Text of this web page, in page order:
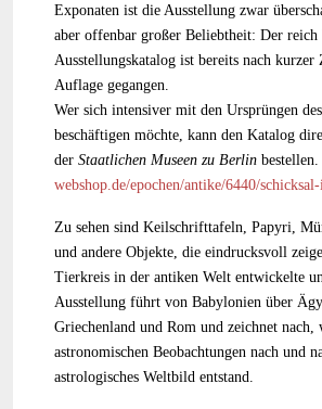
Exponaten ist die Ausstellung zwar
aber offenbar großer Beliebtheit: Der reich
Ausstellungskatalog ist bereits nach
Auflage gegangen.
Wer sich intensiver mit den Ursprüngen
beschäftigen möchte, kann den Katalog
der Staatlichen Museen zu Berlin bestellen.
webshop.de/epochen/antike/6440/
Zu sehen sind Keilschrifttafeln, Papyri,
und andere Objekte, die eindrucksvoll
Tierkreis in der antiken Welt entwickelte
Ausstellung führt von Babylonien über
Griechenland und Rom und zeichnet nach,
astronomischen Beobachtungen nach und
astrologisches Weltbild entstand.